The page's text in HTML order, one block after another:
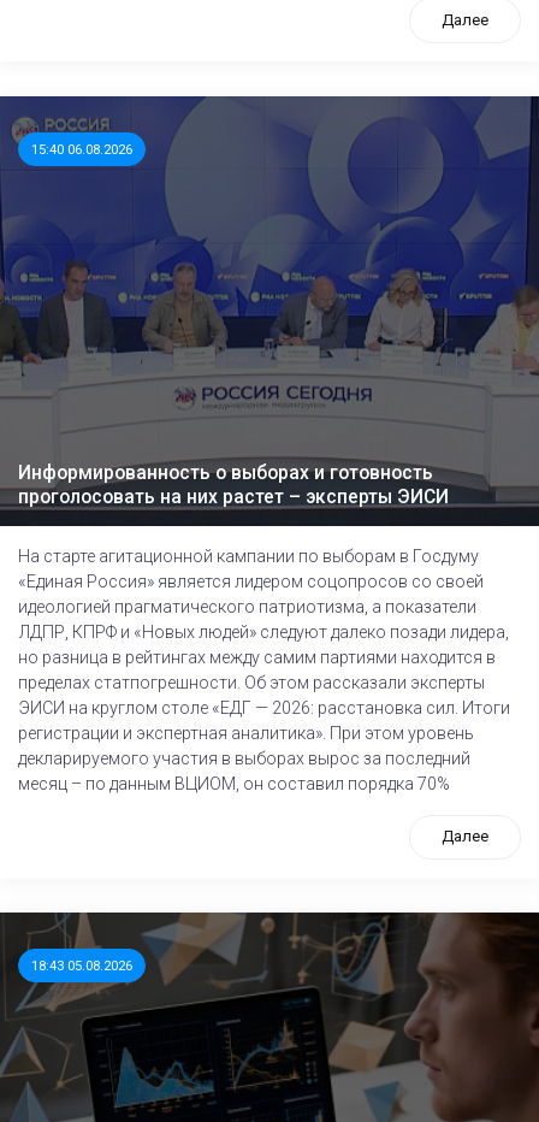
Далее
15:40 06.08.2026
Информированность о выборах и готовность
проголосовать на них растет – эксперты ЭИСИ
На старте агитационной кампании по выборам в Госдуму
«Единая Россия» является лидером соцопросов со своей
идеологией прагматического патриотизма, а показатели
ЛДПР, КПРФ и «Новых людей» следуют далеко позади лидера,
но разница в рейтингах между самим партиями находится в
пределах статпогрешности. Об этом рассказали эксперты
ЭИСИ на круглом столе «ЕДГ — 2026: расстановка сил. Итоги
регистрации и экспертная аналитика». При этом уровень
декларируемого участия в выборах вырос за последний
месяц – по данным ВЦИОМ, он составил порядка 70%
Далее
18:43 05.08.2026